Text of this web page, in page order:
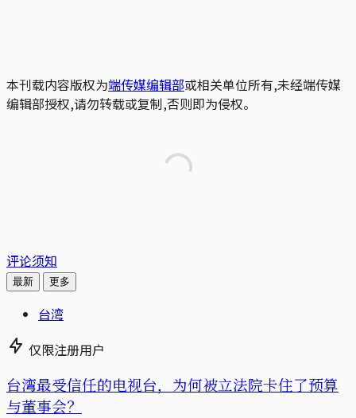
本刊载内容版权为端传媒编辑部或相关单位所有,未经端传媒
编辑部授权,请勿转载或复制,否则即为侵权。
评论须知
最新 更多
台湾
仅限注册用户
台湾最受信任的电视台，为何被立法院卡住了预算
与董事会？